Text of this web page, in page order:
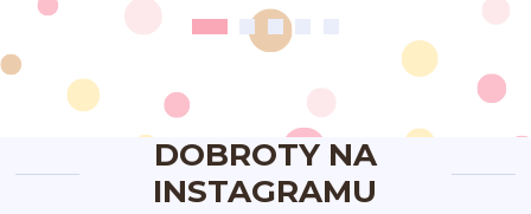
DOBROTY NA
INSTAGRAMU